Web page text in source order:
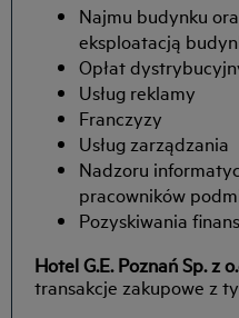
Najmu budynku
eksploatacją
Opłat
Usług reklamy
Franczyzy
Usług zarządzania
Nadzoru
pracowników
Pozyskiwania
Hotel G.E. Poznań Sp. z
transakcje zakupowe z